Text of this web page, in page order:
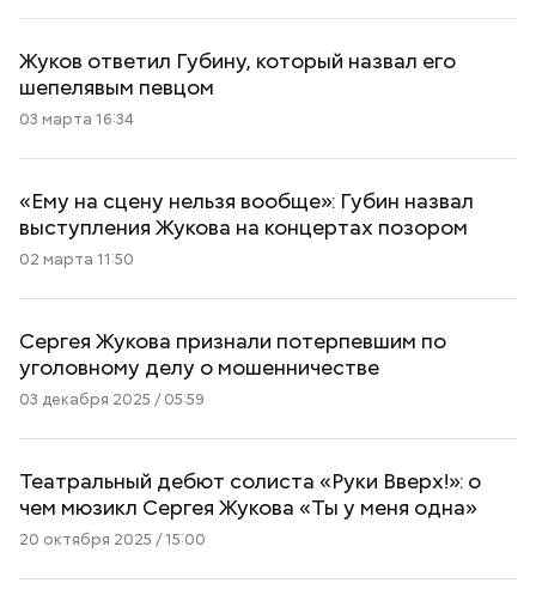
Жуков ответил Губину, который назвал его
шепелявым певцом
03 марта 16:34
«Ему на сцену нельзя вообще»: Губин назвал
выступления Жукова на концертах позором
02 марта 11:50
Сергея Жукова признали потерпевшим по
уголовному делу о мошенничестве
03 декабря 2025 / 05:59
Театральный дебют солиста «Руки Вверх!»: о
чем мюзикл Сергея Жукова «Ты у меня одна»
20 октября 2025 / 15:00